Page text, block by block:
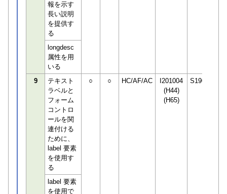
報を示す
長い説明
を提供す
る
longdesc
属性を用
いる
9
テキスト
ラベルと
フォーム
コントロ
ールを関
連付ける
ために、
label 要素
を使用す
る
○ ○ HC/AF/AC
I201004
(H44)
(H65)
S190498
label 要素
を使用で